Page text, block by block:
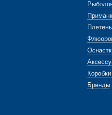
Бренды